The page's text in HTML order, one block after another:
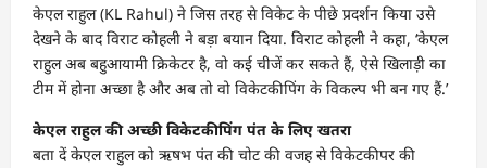
केएल राहुल (KL Rahul) ने जिस तरह से विकेट के पीछे प्रदर्शन किया उसे
देखने के बाद विराट कोहली ने बड़ा बयान दिया. विराट कोहली ने कहा, ‘केएल
राहुल अब बहुआयामी क्रिकेटर है, वो कई चीजें कर सकते हैं, ऐसे खिलाड़ी का
टीम में होना अच्छा है और अब तो वो विकेटकीपिंग के विकल्प भी बन गए हैं.’
केएल राहुल की अच्छी विकेटकीपिंग पंत के लिए खतरा
बता दें केएल राहुल को ऋषभ पंत की चोट की वजह से विकेटकीपर की